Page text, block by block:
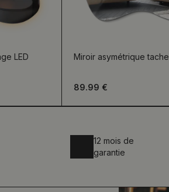
LED Miroir asymétrique tache
89.99 €
12 mois de
garantie